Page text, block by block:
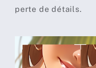
perte de détails.